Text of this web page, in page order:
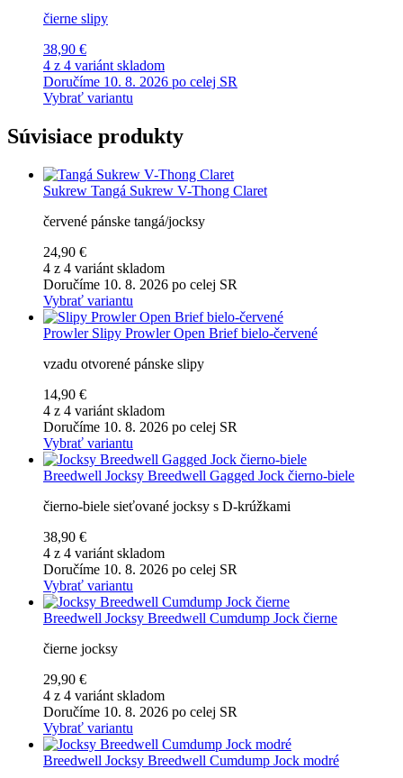
čierne slipy
38,90 €
4 z 4 variánt skladom
Doručíme 10. 8. 2026 po celej SR
Vybrať variantu
Súvisiace produkty
Sukrew Tangá Sukrew V-Thong Claret
červené pánske tangá/jocksy
24,90 €
4 z 4 variánt skladom
Doručíme 10. 8. 2026 po celej SR
Vybrať variantu
Prowler Slipy Prowler Open Brief bielo-červené
vzadu otvorené pánske slipy
14,90 €
4 z 4 variánt skladom
Doručíme 10. 8. 2026 po celej SR
Vybrať variantu
Breedwell Jocksy Breedwell Gagged Jock čierno-biele
čierno-biele sieťované jocksy s D-krúžkami
38,90 €
4 z 4 variánt skladom
Doručíme 10. 8. 2026 po celej SR
Vybrať variantu
Breedwell Jocksy Breedwell Cumdump Jock čierne
čierne jocksy
29,90 €
4 z 4 variánt skladom
Doručíme 10. 8. 2026 po celej SR
Vybrať variantu
Breedwell Jocksy Breedwell Cumdump Jock modré